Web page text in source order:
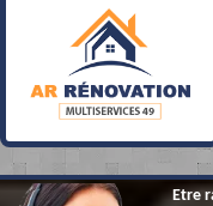
Etre